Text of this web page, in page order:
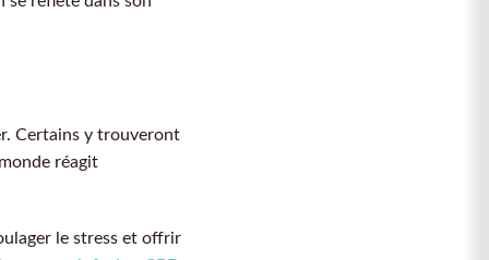
Certains y trouveront
réagit
le stress et offrir